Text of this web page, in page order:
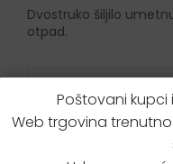
Dvostruko šiljilo
otpad.
Brzi upit za
Poštovani kupci
Web trgovina